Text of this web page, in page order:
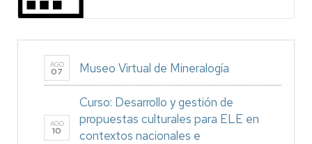
AGO
07 Museo Virtual de Mineralogía
AGO
10
Curso: Desarrollo y gestión de
propuestas culturales para ELE en
contextos nacionales e